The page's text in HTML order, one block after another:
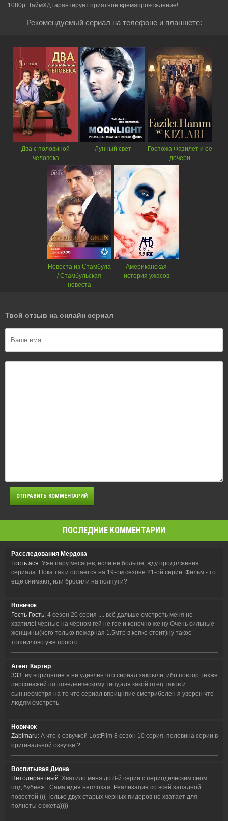
1080p. ТаймХД гарантирует приятное времяпровождение!
Рекомендуемый сериал на телефоне и планшете:
Два с половиной
человека
Лунный свет
Госпожа Фазилет и ее
дочери
Невеста из Стамбула
/ Стамбульская
невеста
Американская
история ужасов
Твой отзыв на онлайн сериал
ПОСЛЕДНИЕ КОММЕНТАРИИ
Расследования Мердока
Гость ася: Уже пару месяцев, если не больше, жду продолжения
сериала. Пока так и остаётся на 19-ом сезоне 21-ой серии. Фильм - то
ещё снимают, или бросили на полпути?
Новичок
Гость Гость: 4 сезон 20 серия .... всё дальше смотреть меня не
хватило! чёрные на чёрном гей не гее и конечно же ну Очень сильные
женщины(чего только пожарная 1.5мтр в кепке стоит)ну такое
тошнилово уже просто
Агент Картер
333: ну вприцнпие я не удивлен что сериал закрыли, ибо повтор техже
персонажей по поведенческому типу,аля какой отец таков и
сын,несмотря на то что сериал вприцнпие смотрибелен я уверен что
людям смотреть
Новичок
Zabimaru: А что с озвучкой LostFilm 8 сезон 10 серия, половина серии в
оригинальной озвучке ?
Воспитывая Диона
Нетолерантный: Хватило меня до 8-й серии с периодическим сном
под бубнеж . Сама идея неплохая. Реализация со всей западной
повестой ((( Только двух старых черных пидоров не хватает для
полноты сюжета))))